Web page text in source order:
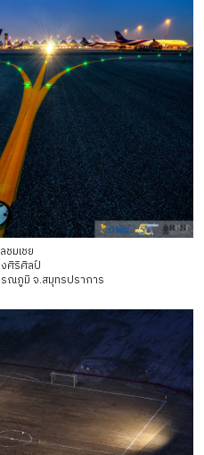
ชมเชย
ศิริศิลป์
ณภูมิ จ.สมุทรปราการ